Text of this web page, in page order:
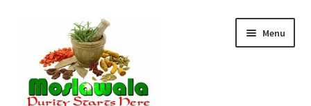
navigation
content
Menu